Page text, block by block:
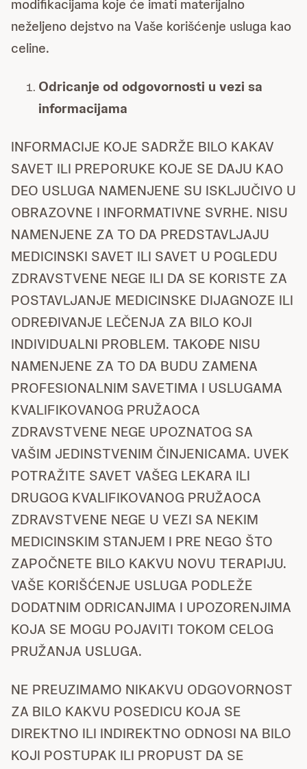
modifikacijama koje će imati materijalno
neželjeno dejstvo na Vaše korišćenje usluga kao
celine.
Odricanje od odgovornosti u vezi sa
informacijama
INFORMACIJE KOJE SADRŽE BILO KAKAV
SAVET ILI PREPORUKE KOJE SE DAJU KAO
DEO USLUGA NAMENJENE SU ISKLJUČIVO U
OBRAZOVNE I INFORMATIVNE SVRHE. NISU
NAMENJENE ZA TO DA PREDSTAVLJAJU
MEDICINSKI SAVET ILI SAVET U POGLEDU
ZDRAVSTVENE NEGE ILI DA SE KORISTE ZA
POSTAVLJANJE MEDICINSKE DIJAGNOZE ILI
ODREĐIVANJE LEČENJA ZA BILO KOJI
INDIVIDUALNI PROBLEM. TAKOĐE NISU
NAMENJENE ZA TO DA BUDU ZAMENA
PROFESIONALNIM SAVETIMA I USLUGAMA
KVALIFIKOVANOG PRUŽAOCA
ZDRAVSTVENE NEGE UPOZNATOG SA
VAŠIM JEDINSTVENIM ČINJENICAMA. UVEK
POTRAŽITE SAVET VAŠEG LEKARA ILI
DRUGOG KVALIFIKOVANOG PRUŽAOCA
ZDRAVSTVENE NEGE U VEZI SA NEKIM
MEDICINSKIM STANJEM I PRE NEGO ŠTO
ZAPOČNETE BILO KAKVU NOVU TERAPIJU.
VAŠE KORIŠĆENJE USLUGA PODLEŽE
DODATNIM ODRICANJIMA I UPOZORENJIMA
KOJA SE MOGU POJAVITI TOKOM CELOG
PRUŽANJA USLUGA.
NE PREUZIMAMO NIKAKVU ODGOVORNOST
ZA BILO KAKVU POSEDICU KOJA SE
DIREKTNO ILI INDIREKTNO ODNOSI NA BILO
KOJI POSTUPAK ILI PROPUST DA SE